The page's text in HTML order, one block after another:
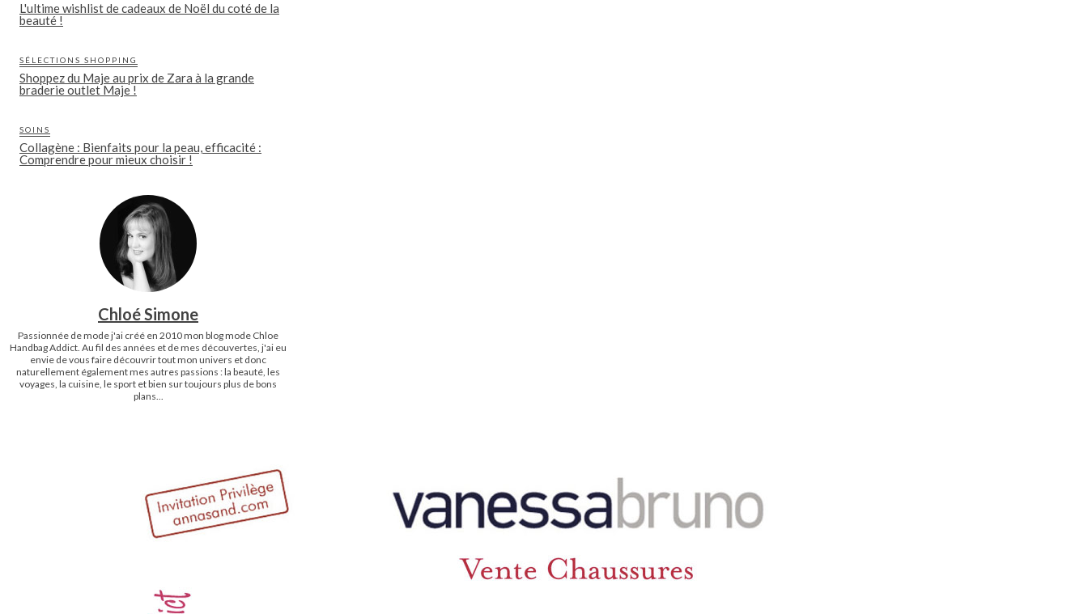
L'ultime wishlist de cadeaux de Noël du coté de la
beauté !
SÉLECTIONS SHOPPING
Shoppez du Maje au prix de Zara à la grande
braderie outlet Maje !
SOINS
Collagène : Bienfaits pour la peau, efficacité :
Comprendre pour mieux choisir !
Chloé Simone
Passionnée de mode j'ai créé en 2010 mon blog mode Chloe
Handbag Addict. Au fil des années et de mes découvertes, j'ai eu
envie de vous faire découvrir tout mon univers et donc
naturellement également mes autres passions : la beauté, les
voyages, la cuisine, le sport et bien sur toujours plus de bons
plans...